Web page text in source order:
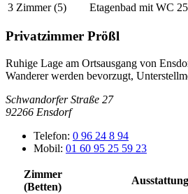
3 Zimmer (5)
Etagenbad mit WC
Privatzimmer Prößl
Ruhige Lage am Ortsausgang von
Wanderer werden bevorzugt,
Schwandorfer Straße 27
92266 Ensdorf
Telefon: 0 96 24 8 94
Mobil: 01 60 95 25 59 23
Zimmer
(Betten)
Ausstattung